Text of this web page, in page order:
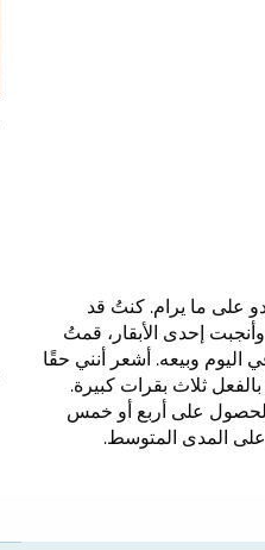
على ما يرام. كنتُ قد
إحدى الأبقار، قمتُ
وبيعه. أشعر أنني حقًا
ثلاث بقرات كبيرة.
على أربع أو خمس
المدى المتوسط.